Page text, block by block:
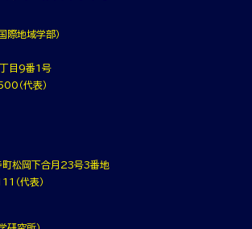
際地域学部）
目9番1号
（代表）
町松岡下合月23号3番地
代表）